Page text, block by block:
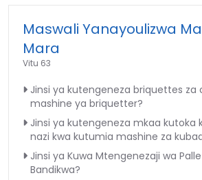
Maswali Yanayoulizwa
Mara
Vitu 63
Jinsi ya kutengeneza briquettes za
mashine ya briquetter?
Jinsi ya kutengeneza mkaa kutoka
nazi kwa kutumia mashine za
Jinsi ya Kuwa Mtengenezaji wa
Bandikwa?